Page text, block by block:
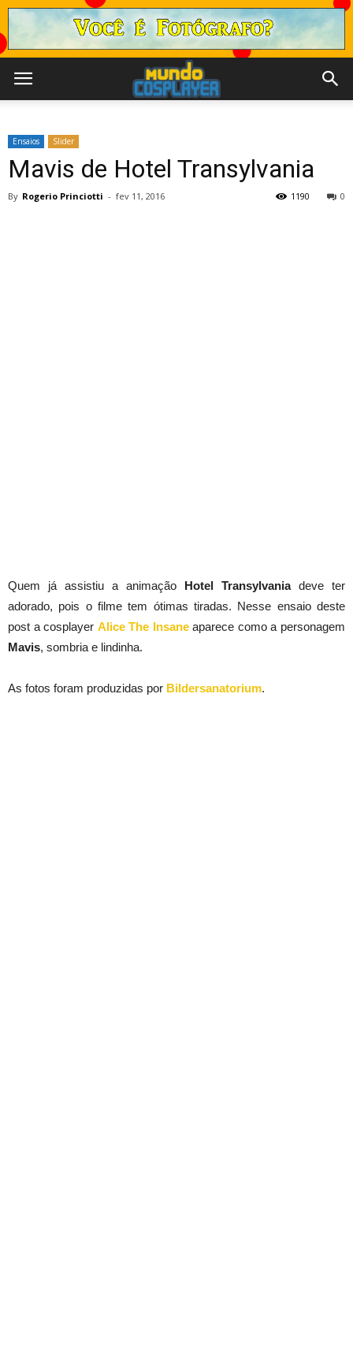
Ensaios Slider
Mavis de Hotel Transylvania
By Rogerio Princiotti - fev 11, 2016 0
1190
Quem já assistiu a animação Hotel Transylvaniadeve ter
adorado, pois o filme tem ótimas tiradas. Nesse ensaio deste
post a cosplayer Alice The Insaneaparece como a personagem
Mavis, sombria e lindinha.
As fotos foram produzidas por Bildersanatorium.